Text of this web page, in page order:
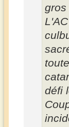
gros
défi